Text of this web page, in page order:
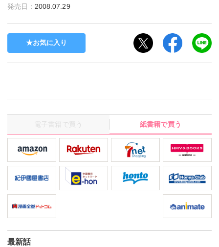
発売日： 2008.07.29
お気に入り
電子書籍で買う 紙書籍で買う
最新話